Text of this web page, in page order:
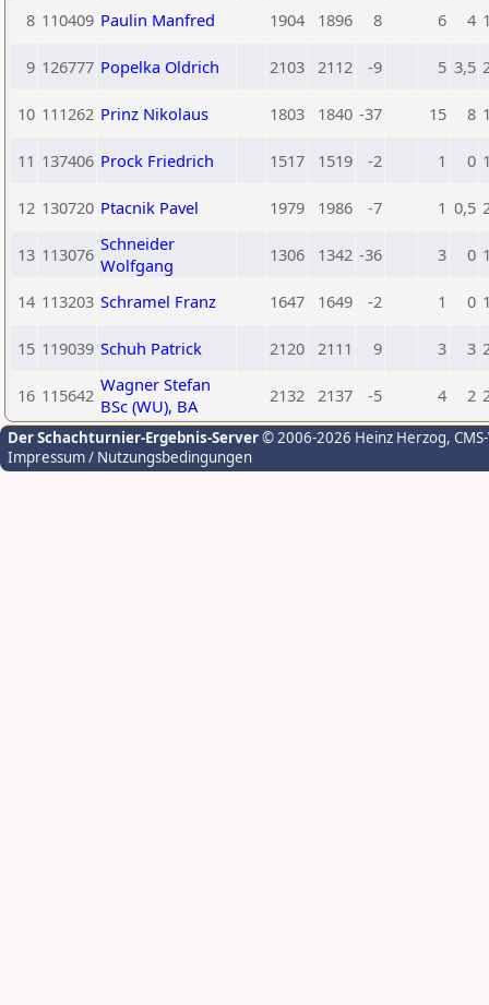
8 110409 Paulin Manfred 1904 1896 8 6 4
9 126777 Popelka Oldrich 2103 2112 -9 5 3,5
10 111262 Prinz Nikolaus 1803 1840 -37 15 8
11 137406 Prock Friedrich 1517 1519 -2 1 0
12 130720 Ptacnik Pavel 1979 1986 -7 1 0,5
13 113076 Schneider
Wolfgang
1306 1342 -36 3 0
14 113203 Schramel Franz 1647 1649 -2 1 0
15 119039 Schuh Patrick 2120 2111 9 3 3
16 115642 Wagner Stefan
BSc (WU), BA
2132 2137 -5 4 2
Der Schachturnier-Ergebnis-Server© 2006-2026 Heinz Herzog,
Impressum / Nutzungsbedingungen